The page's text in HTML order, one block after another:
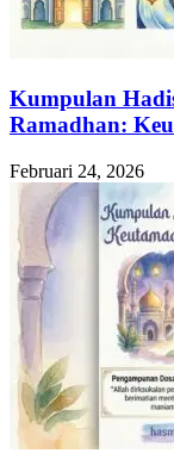
Kumpulan
Ramadhan:
Februari 24, 2026